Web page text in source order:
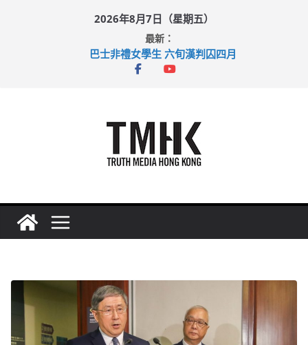
2026年8月7日（星期五）
最新：
巴士非禮女學生 六旬漢判囚四月
涉造假公屋富戶申報表 倉管員准保釋候訊